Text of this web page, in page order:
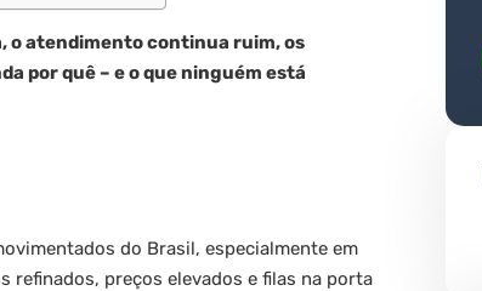
o atendimento continua ruim, os
por quê – e o que ninguém está
do Brasil, especialmente em
refinados, preços elevados e filas na porta